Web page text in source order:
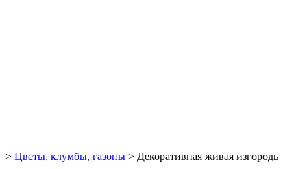
> Цветы, клумбы, газоны > Декоративная живая изгородь